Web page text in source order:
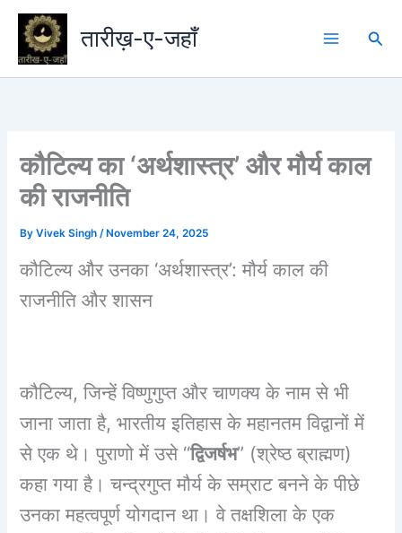
Skip
content
तारीख़-ए-जहाँ
कौटिल्य का ‘अर्थशास्त्र’ और मौर्य काल
की राजनीति
ByVivek Singh/ November 24, 2025
कौटिल्य और उनका ‘अर्थशास्त्र’: मौर्य काल की
राजनीति और शासन
कौटिल्य, जिन्हें विष्णुगुप्त और चाणक्य के नाम से भी
जाना जाता है, भारतीय इतिहास के महानतम विद्वानों में
से एक थे। पुराणो में उसे “द्विजर्षभ” (श्रेष्ठ ब्राह्मण)
कहा गया है। चन्द्रगुप्त मौर्य के सम्राट बनने के पीछे
उनका महत्वपूर्ण योगदान था। वे तक्षशिला के एक